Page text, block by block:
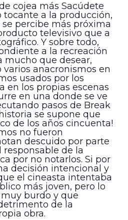
cojea más Sacúdete
tocante a la producción,
se percibe más próxima
televisivo que a
Y sobre todo,
a la recreación
mucho que desear,
anacronismos en
usados por los
en los propias escenas
en una donde se ve
pasos de Break
se supone que
de los años cincuenta!
no fueron
descuido por parte
responsable de la
por no notarlos. Si por
decisión intencional y
el cineasta intentaba
más joven, pero lo
burdo y que
de la
obra.